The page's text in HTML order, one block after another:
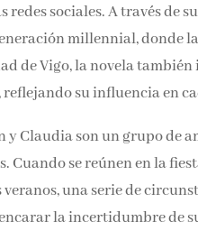
y las redes sociales. A
la generación millennial,
en la ciudad de Vigo,
de lectura, reflejando su
y Claudia son un grupo de
Cuando se reúnen en la
una serie de
la incertidumbre de